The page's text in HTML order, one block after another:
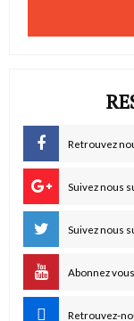
Retrouvez
Suivez nous
Suivez nous
Abonnez
Retrouvez-